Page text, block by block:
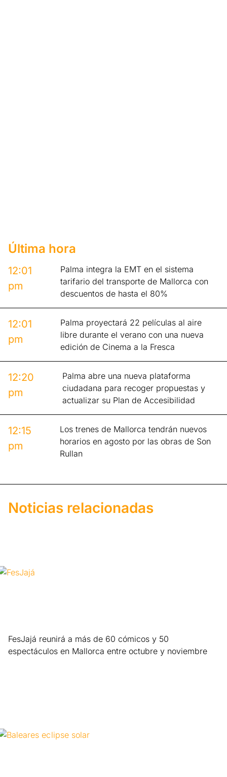
Última hora
12:01
pm
Palma integra la EMT en el sistema
tarifario del transporte de Mallorca con
descuentos de hasta el 80%
12:01
pm
Palma proyectará 22 películas al aire
libre durante el verano con una nueva
edición de Cinema a la Fresca
12:20
pm
Palma abre una nueva plataforma
ciudadana para recoger propuestas y
actualizar su Plan de Accesibilidad
12:15
pm
Los trenes de Mallorca tendrán nuevos
horarios en agosto por las obras de Son
Rullan
Noticias relacionadas
FesJajá reunirá a más de 60 cómicos y 50
espectáculos en Mallorca entre octubre y noviembre